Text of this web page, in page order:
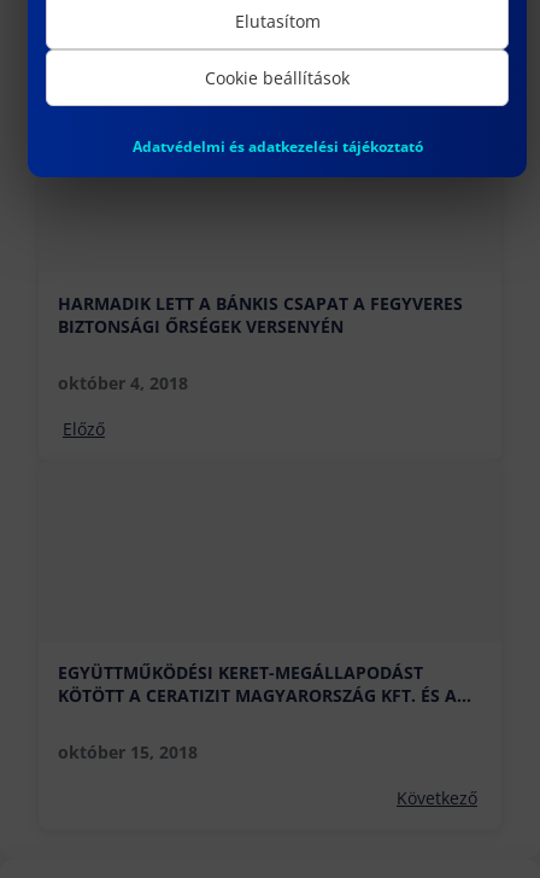
További híreink
HARMADIK LETT A BÁNKIS CSAPAT A FEGYVERES
BIZTONSÁGI ŐRSÉGEK VERSENYÉN
október 4, 2018
Előző
EGYÜTTMŰKÖDÉSI KERET-MEGÁLLAPODÁST
KÖTÖTT A CERATIZIT MAGYARORSZÁG KFT. ÉS A
október 15, 2018
Következő
Elutasítom
Cookie beállítások
Adatvédelmi és adatkezelési tájékoztató